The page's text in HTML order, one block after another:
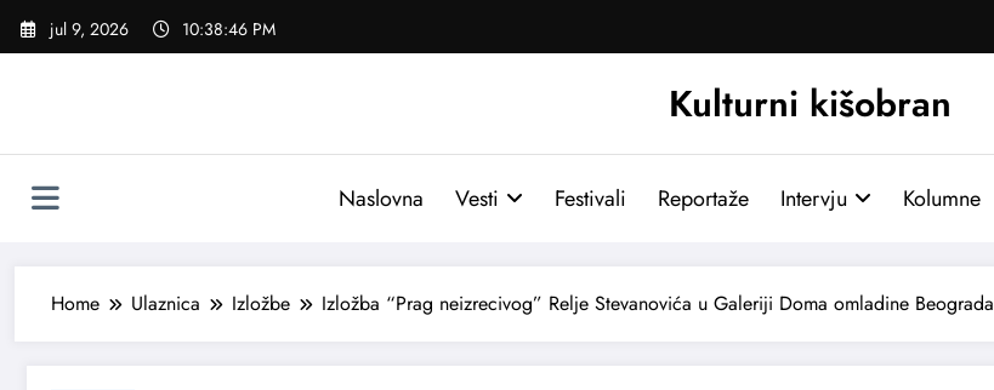
Skoči
jul 9, 2026 10:38:48 PM
Kulturni kišobran
Naslovna Vesti Festivali Reportaže Intervju Kolumne
Home Ulaznica Izložbe Izložba “Prag neizrecivog” Relje Stevanovića u Galeriji Doma omladine Beograda